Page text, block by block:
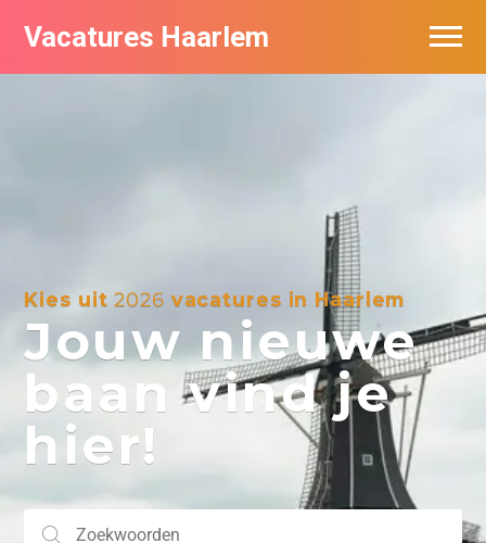
Vacatures Haarlem
Kies uit2026 vacatures in Haarlem
Jouw nieuwe
baan vind je
hier!
Vacatures per bedrijf in Haarlem